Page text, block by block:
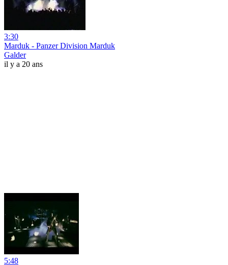
3:30
Marduk - Panzer Division Marduk
Galder
il y a 20 ans
5:48